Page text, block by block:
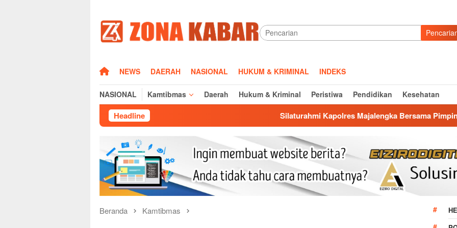
konten
HOMENEWS DAERAH NASIONAL HUKUM & KRIMINAL INDEKS
NASIONAL Kamtibmas Daerah Hukum & Kriminal Peristiwa Pendidikan Kesehatan
Headline Silaturahmi Kapolres Majalengka Bersama Pimpinan DPRD, Bangun
Beranda Kamtibmas